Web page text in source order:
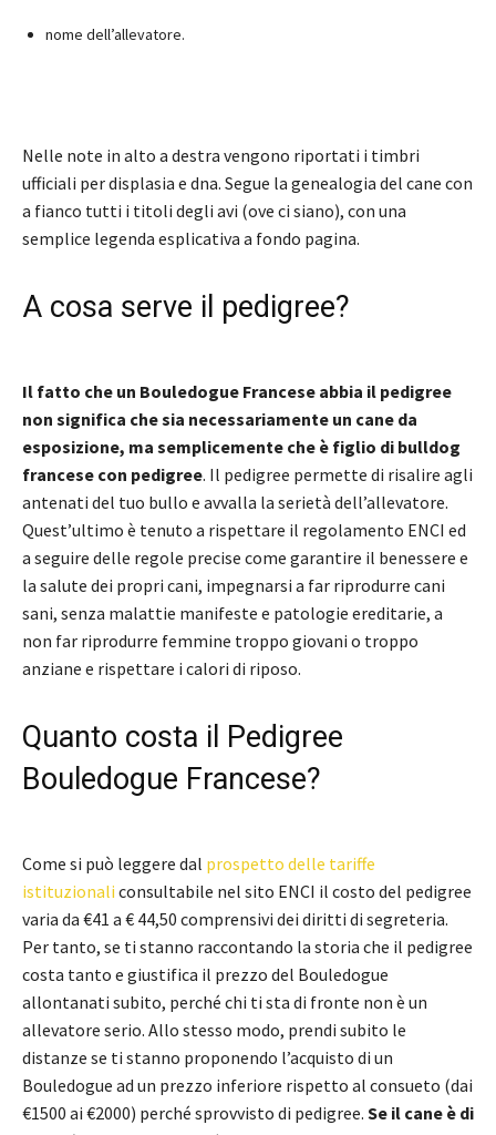
nome dell’allevatore.
Nelle note in alto a destra vengono riportati i timbri
ufficiali per displasia e dna. Segue la genealogia del cane con
a fianco tutti i titoli degli avi (ove ci siano), con una
semplice legenda esplicativa a fondo pagina.
A cosa serve il pedigree?
Il fatto che un Bouledogue Francese abbia il pedigree
non significa che sia necessariamente un cane da
esposizione, ma semplicemente che è figlio di bulldog
francese con pedigree. Il pedigree permette di risalire agli
antenati del tuo bullo e avvalla la serietà dell’allevatore.
Quest’ultimo è tenuto a rispettare il regolamento ENCI ed
a seguire delle regole precise come garantire il benessere e
la salute dei propri cani, impegnarsi a far riprodurre cani
sani, senza malattie manifeste e patologie ereditarie, a
non far riprodurre femmine troppo giovani o troppo
anziane e rispettare i calori di riposo.
Quanto costa il Pedigree
Bouledogue Francese?
Come si può leggere dal prospetto delle tariffe
istituzionali consultabile nel sito ENCI il costo del pedigree
varia da €41 a € 44,50 comprensivi dei diritti di segreteria.
Per tanto, se ti stanno raccontando la storia che il pedigree
costa tanto e giustifica il prezzo del Bouledogue
allontanati subito, perché chi ti sta di fronte non è un
allevatore serio. Allo stesso modo, prendi subito le
distanze se ti stanno proponendo l’acquisto di un
Bouledogue ad un prezzo inferiore rispetto al consueto (dai
€1500 ai €2000) perché sprovvisto di pedigree. Se il cane è di